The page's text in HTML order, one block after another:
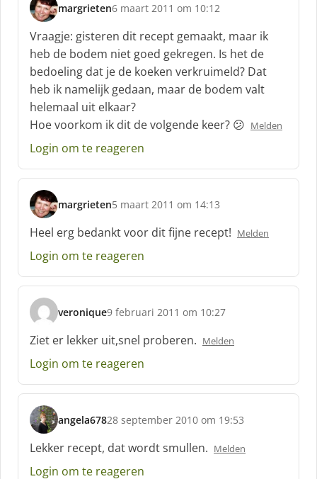
margrieten
s
c
h
r
e
e
f
:
6 maart 2011 om 10:12
Vraagje: gisteren dit recept gemaakt, maar ik
heb de bodem niet goed gekregen. Is het de
bedoeling dat je de koeken verkruimeld? Dat
heb ik namelijk gedaan, maar de bodem valt
helemaal uit elkaar?
Hoe voorkom ik dit de volgende keer? 😕 Melden
Login om te reageren
margrieten
s
c
h
r
e
f
:
5 maart 2011 om 14:13
Heel erg bedankt voor dit fijne recept! Melden
Login om te reageren
veronique
s
c
h
r
e
f
:
9 februari 2011 om 10:27
Ziet er lekker uit,snel proberen. Melden
Login om te reageren
angela678
s
c
h
r
28 september 2010 om 19:53
Lekker recept, dat wordt smullen. Melden
Login om te reageren